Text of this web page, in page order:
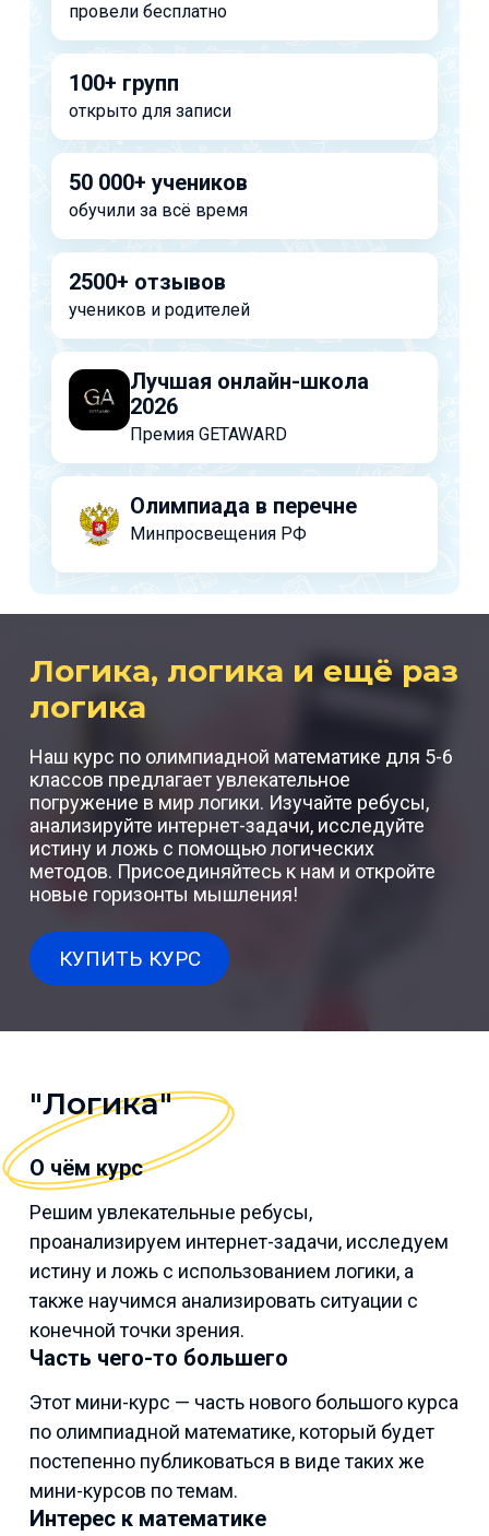
провели бесплатно
100+ групп
открыто для записи
50 000+ учеников
обучили за всё время
2500+ отзывов
учеников и родителей
Лучшая онлайн-школа
2026
Премия GETAWARD
Олимпиада в перечне
Минпросвещения РФ
Логика, логика и ещё раз
логика
Наш курс по олимпиадной математике для 5-6
классов предлагает увлекательное
погружение в мир логики. Изучайте ребусы,
анализируйте интернет-задачи, исследуйте
истину и ложь с помощью логических
методов. Присоединяйтесь к нам и откройте
новые горизонты мышления!
КУПИТЬ КУРС
"Логика"
О чём курс
Решим увлекательные ребусы,
проанализируем интернет-задачи, исследуем
истину и ложь с использованием логики, а
также научимся анализировать ситуации с
конечной точки зрения.
Часть чего-то большего
Этот мини-курс — часть нового большого курса
по олимпиадной математике, который будет
постепенно публиковаться в виде таких же
мини-курсов по темам.
Интерес к математике